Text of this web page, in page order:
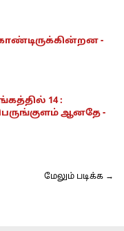
-
14 :
ஆனதே -
மேலும் படிக்க →